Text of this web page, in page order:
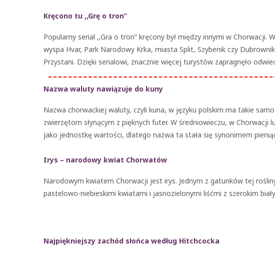
Kręcono tu ,,Grę o tron”
Popularny serial ,,Gra o tron” kręcony był między innymi w
wyspa Hvar, Park Narodowy Krka, miasta Split, Szybenik czy
Przystani. Dzięki serialowi, znacznie więcej turystów zapragnęło
Nazwa waluty nawiązuje do kuny
Nazwa chorwackiej waluty, czyli kuna, w języku polskim ma takie
zwierzętom słynącym z pięknych futer. W średniowieczu, w
jako jednostkę wartości, dlatego nazwa ta stała się synonimem
Irys – narodowy kwiat Chorwatów
Narodowym kwiatem Chorwacji jest irys. Jednym z gatunków tej
pastelowo-niebieskimi kwiatami i jasnozielonymi liśćmi z szerokim
Najpiękniejszy zachód słońca według Hitchcocka